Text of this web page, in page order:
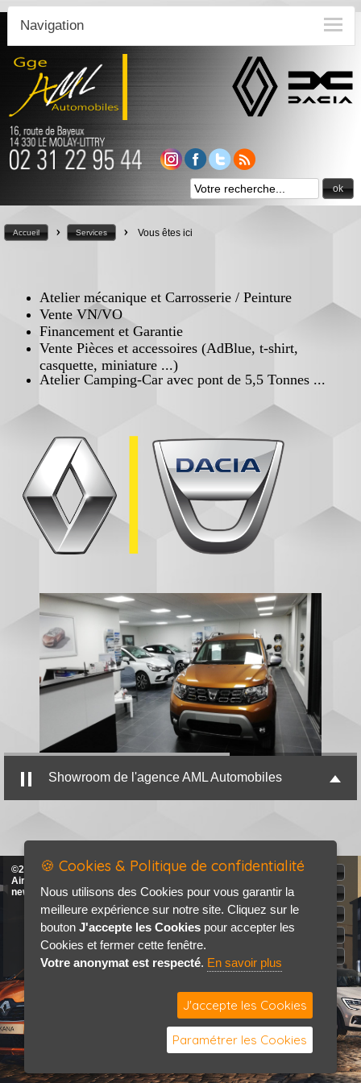
ok
Navigation
Accueil > Services > Vous êtes ici
Atelier mécanique et Carrosserie / Peinture
Vente VN/VO
Financement et Garantie
Vente Pièces et accessoires (AdBlue, t-shirt,
casquette, miniature ...)
Atelier Camping-Car avec pont de 5,5 Tonnes ...
Showroom de l'agence AML Automobiles
©2026-2027 AML Automobiles &
Airel Auto tous droits réservés
new
Mentions légales
Politique de confidentialité
🍪 Cookies & Politique de confidentialité
Nous utilisons des Cookies pour vous garantir la
meilleure expérience sur notre site. Cliquez sur le
bouton J'accepte les Cookies pour accepter les
Cookies et fermer cette fenêtre.
Votre anonymat est respecté. En savoir plus
J'accepte les Cookies
Paramétrer les Cookies